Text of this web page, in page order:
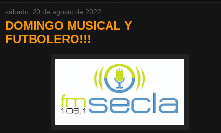
sábado, 20 de agosto de 2022
DOMINGO MUSICAL Y
FUTBOLERO!!!